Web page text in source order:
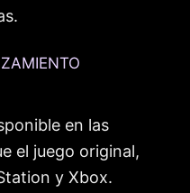
en las
el juego original,
y Xbox.